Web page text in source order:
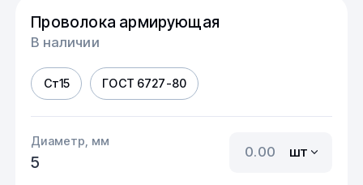
Проволока армирующая
В наличии
Ст15 ГОСТ 6727-80
Диаметр, мм
5
шт